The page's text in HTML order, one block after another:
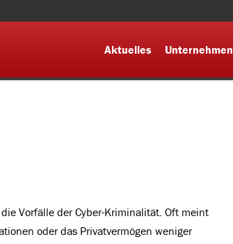
Aktuelles Unternehmen
Vorfälle der Cyber-Kriminalität. Oft meint
oder das Privatvermögen weniger